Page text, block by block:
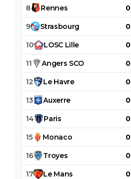
8 Rennes 0
9 Strasbourg 0
10 LOSC Lille 0
11 Angers SCO 0
12 Le Havre 0
13 Auxerre 0
14 Paris 0
15 Monaco 0
16 Troyes 0
17 Le Mans 0